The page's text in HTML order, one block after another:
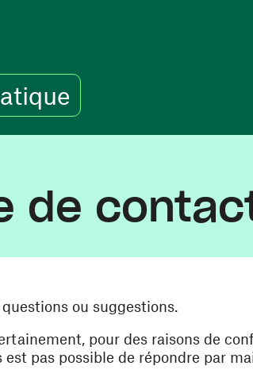
de
ou suggestions.
pour des raisons de
pas possible de répondre par